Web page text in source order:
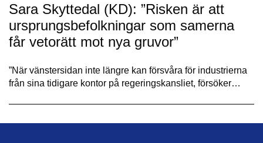
Sara Skyttedal (KD): ”Risken är att
ursprungsbefolkningar som samerna
får vetorätt mot nya gruvor”
”När vänstersidan inte längre kan försvåra för industrierna
från sina tidigare kontor på regeringskansliet, försöker…